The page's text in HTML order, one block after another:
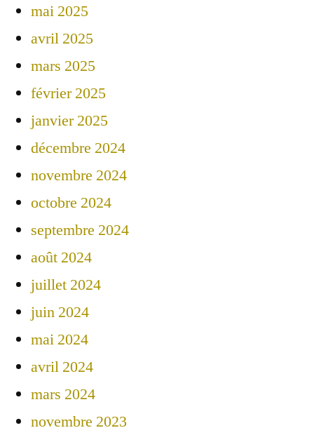
mai 2025
avril 2025
mars 2025
février 2025
janvier 2025
décembre 2024
novembre 2024
octobre 2024
septembre 2024
août 2024
juillet 2024
juin 2024
mai 2024
avril 2024
mars 2024
novembre 2023